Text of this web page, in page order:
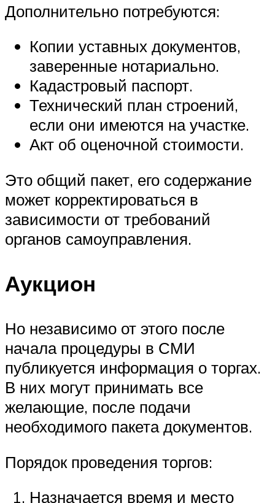
Дополнительно потребуются:
Копии уставных документов,
заверенные нотариально.
Кадастровый паспорт.
Технический план строений,
если они имеются на участке.
Акт об оценочной стоимости.
Это общий пакет, его содержание
может корректироваться в
зависимости от требований
органов самоуправления.
Аукцион
Но независимо от этого после
начала процедуры в СМИ
публикуется информация о торгах.
В них могут принимать все
желающие, после подачи
необходимого пакета документов.
Порядок проведения торгов:
Назначается время и место